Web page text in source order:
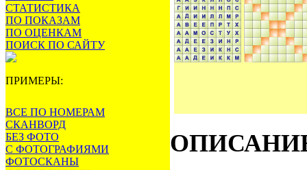
СТАТИСТИКА
ПО ПОКАЗАМ
ПО ОЦЕНКАМ
ПОИСК ПО САЙТУ
ПРИМЕРЫ:
ВСЕ ПО НОМЕРАМ
СКАНВОРД
БЕЗ ФОТО
С ФОТОГРАФИЯМИ
ФОТОСКАНЫ